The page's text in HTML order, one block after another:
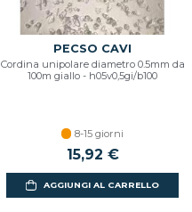
PECSO CAVI
Cordina unipolare diametro 0.5mm da
100m giallo - h05v0,5gi/b100
8-15 giorni
15,92 €
AGGIUNGI AL CARRELLO